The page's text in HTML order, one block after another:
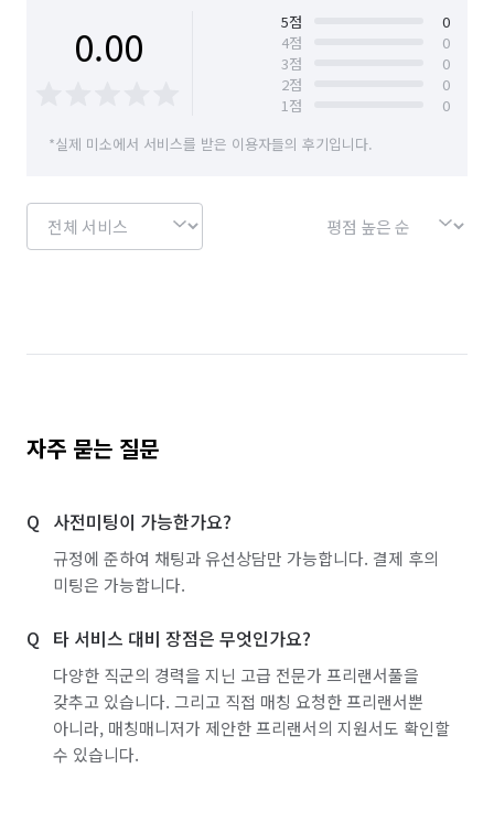
0.00 5점
0
4점
0
3점
0
2점
0
1점
0
*실제 미소에서 서비스를 받은 이용자들의 후기입니다.
자주 묻는 질문
사전미팅이 가능한가요?
규정에 준하여 채팅과 유선상담만 가능합니다. 결제 후의
미팅은 가능합니다.
타 서비스 대비 장점은 무엇인가요?
다양한 직군의 경력을 지닌 고급 전문가 프리랜서풀을
갖추고 있습니다. 그리고 직접 매칭 요청한 프리랜서뿐
아니라, 매칭매니저가 제안한 프리랜서의 지원서도 확인할
수 있습니다.